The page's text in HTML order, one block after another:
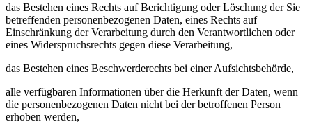
das Bestehen eines Rechts auf Berichtigung oder Löschung der Sie
betreffenden personenbezogenen Daten, eines Rechts auf
Einschränkung der Verarbeitung durch den Verantwortlichen oder
eines Widerspruchsrechts gegen diese Verarbeitung,
das Bestehen eines Beschwerderechts bei einer Aufsichtsbehörde,
alle verfügbaren Informationen über die Herkunft der Daten, wenn
die personenbezogenen Daten nicht bei der betroffenen Person
erhoben werden,